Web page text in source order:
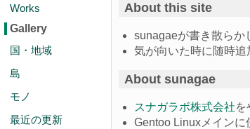
Works
Gallery
国・地域
島
モノ
最近の更新
About this site
sunagaeが書き散らか
気が向いた時に随時追
About sunagae
スナガラボ株式会社を
Gentoo Linuxメインに